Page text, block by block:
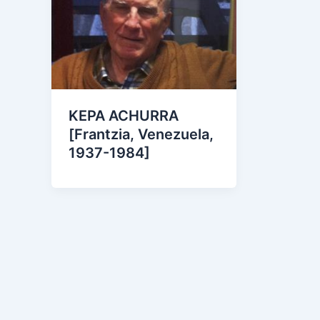
KEPA ACHURRA
[Frantzia, Venezuela,
1937-1984]